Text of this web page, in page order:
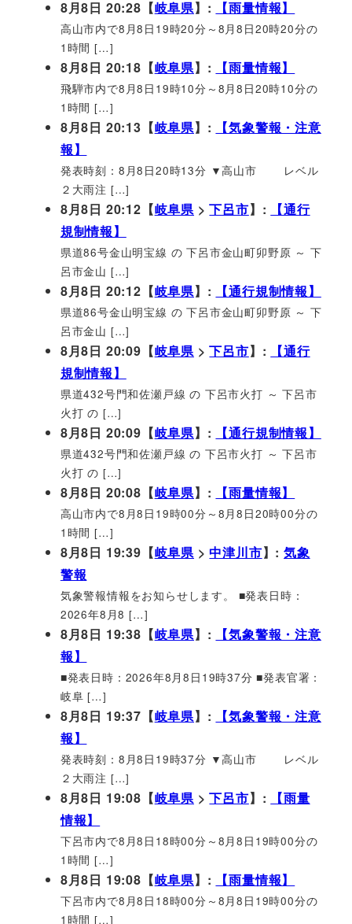
8月8日 20:28【岐阜県】: 【雨量情報】
高山市内で8月8日19時20分～8月8日20時20分の
1時間 […]
8月8日 20:18【岐阜県】: 【雨量情報】
飛騨市内で8月8日19時10分～8月8日20時10分の
1時間 […]
8月8日 20:13【岐阜県】:
【気象警報・注意
報】
発表時刻：8月8日20時13分 ▼高山市 レベル
２大雨注 […]
8月8日 20:12【岐阜県 >下呂市】:
【通行
規制情報】
県道86号金山明宝線 の 下呂市金山町卯野原 ～ 下
呂市金山 […]
8月8日 20:12【岐阜県】: 【通行規制情報】
県道86号金山明宝線 の 下呂市金山町卯野原 ～ 下
呂市金山 […]
8月8日 20:09【岐阜県 >下呂市】:
【通行
規制情報】
県道432号門和佐瀬戸線 の 下呂市火打 ～ 下呂市
火打 の […]
8月8日 20:09【岐阜県】: 【通行規制情報】
県道432号門和佐瀬戸線 の 下呂市火打 ～ 下呂市
火打 の […]
8月8日 20:08【岐阜県】: 【雨量情報】
高山市内で8月8日19時00分～8月8日20時00分の
1時間 […]
8月8日 19:39【岐阜県 >中津川市】:気象
警報
気象警報情報をお知らせします。 ■発表日時：
2026年8月8 […]
8月8日 19:38【岐阜県】:
【気象警報・注意
報】
■発表日時：2026年8月8日19時37分 ■発表官署：
岐阜 […]
8月8日 19:37【岐阜県】:
【気象警報・注意
報】
発表時刻：8月8日19時37分 ▼高山市 レベル
２大雨注 […]
8月8日 19:08【岐阜県 >下呂市】:
【雨量
情報】
下呂市内で8月8日18時00分～8月8日19時00分の
1時間 […]
8月8日 19:08【岐阜県】: 【雨量情報】
下呂市内で8月8日18時00分～8月8日19時00分の
1時間 […]